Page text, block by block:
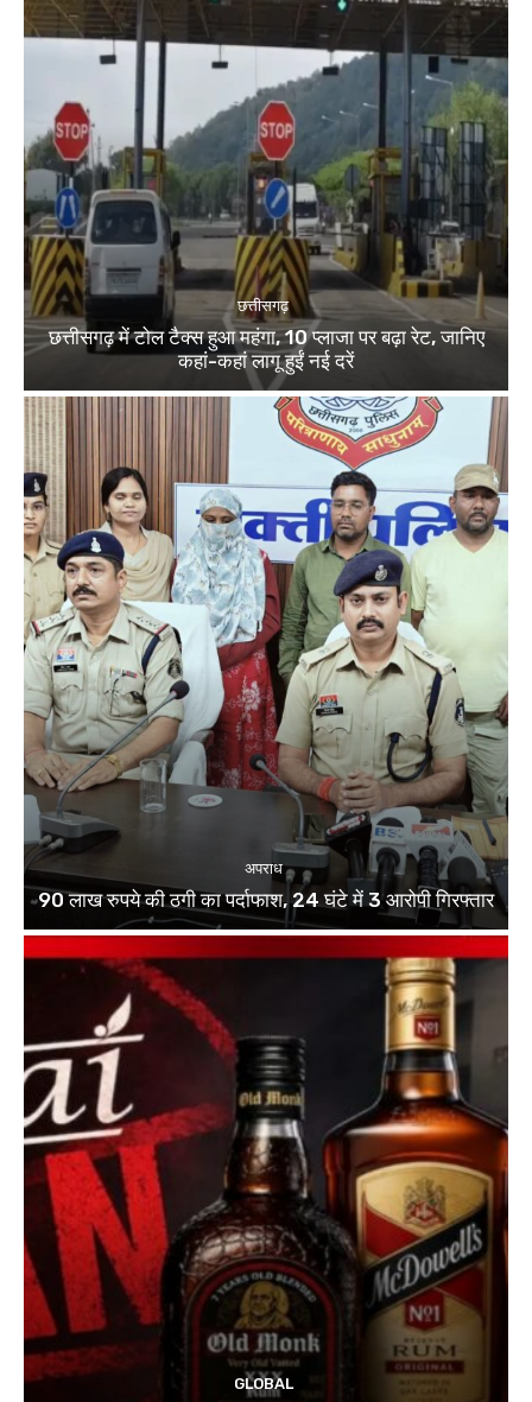
छत्तीसगढ़
छत्तीसगढ़ में टोल टैक्स हुआ महंगा, 10 प्लाजा पर बढ़ा रेट, जानिए
कहां-कहां लागू हुईं नई दरें
अपराध
90 लाख रुपये की ठगी का पर्दाफाश, 24 घंटे में 3 आरोपी गिरफ्तार
GLOBAL